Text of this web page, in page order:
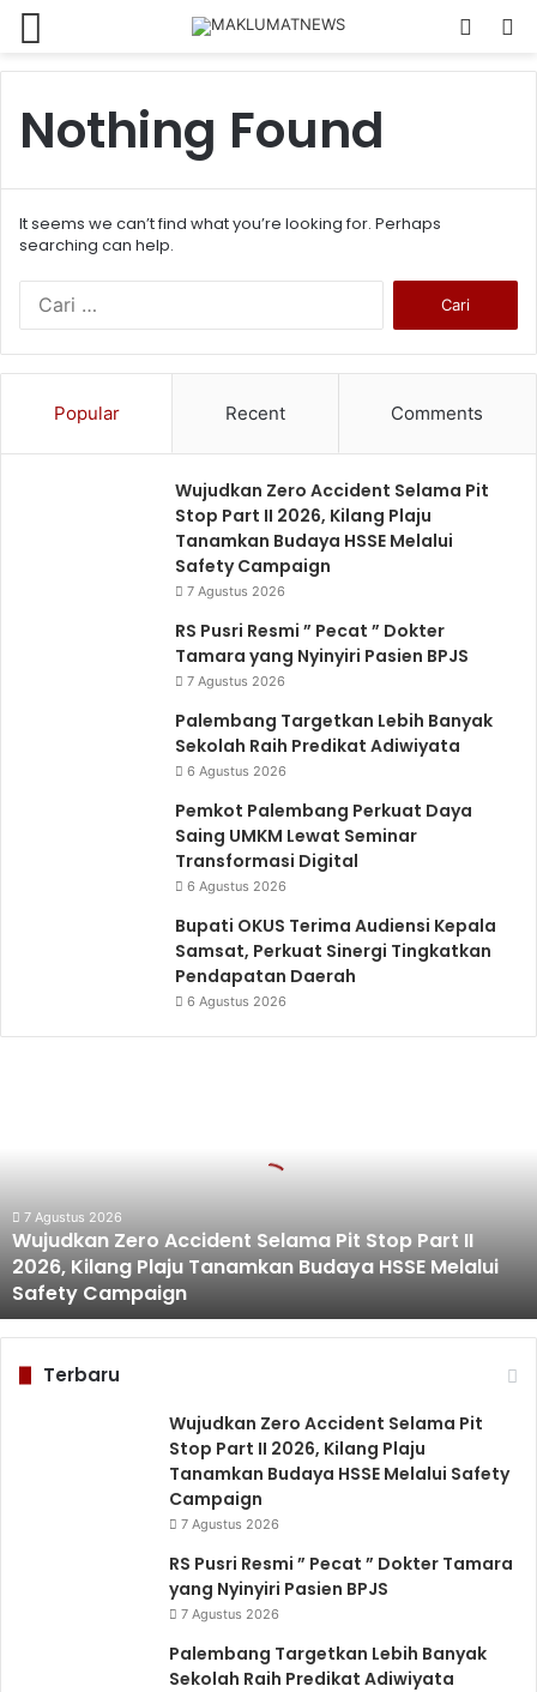
Log
Nothing Found
It seems we can’t find what you’re looking for. Perhaps
searching can help.
Popular Recent Comments
Wujudkan Zero Accident Selama Pit
Stop Part II 2026, Kilang Plaju
Tanamkan Budaya HSSE Melalui
Safety Campaign
7 Agustus 2026
RS Pusri Resmi ” Pecat ” Dokter
Tamara yang Nyinyiri Pasien BPJS
7 Agustus 2026
Palembang Targetkan Lebih Banyak
Sekolah Raih Predikat Adiwiyata
6 Agustus 2026
Pemkot Palembang Perkuat Daya
Saing UMKM Lewat Seminar
Transformasi Digital
6 Agustus 2026
Bupati OKUS Terima Audiensi Kepala
Samsat, Perkuat Sinergi Tingkatkan
Pendapatan Daerah
6 Agustus 2026
Part
2026,
Kilang
Plaju
Tanamkan
Budaya
7 Agustus 2026
Wujudkan Zero Accident Selama Pit Stop Part II
2026, Kilang Plaju Tanamkan Budaya HSSE Melalui
Safety Campaign
Terbaru
Wujudkan Zero Accident Selama Pit
Stop Part II 2026, Kilang Plaju
Tanamkan Budaya HSSE Melalui Safety
Campaign
7 Agustus 2026
RS Pusri Resmi ” Pecat ” Dokter Tamara
yang Nyinyiri Pasien BPJS
7 Agustus 2026
Palembang Targetkan Lebih Banyak
Sekolah Raih Predikat Adiwiyata